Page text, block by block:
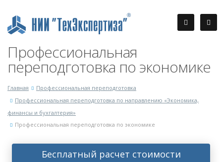
Профессиональная
переподготовка по экономике
Главная
Профессиональная переподготовка
Профессиональная переподготовка по направлению «Экономика,
финансы и бухгалтерия»
Профессиональная переподготовка по экономике
Бесплатный расчет стоимости